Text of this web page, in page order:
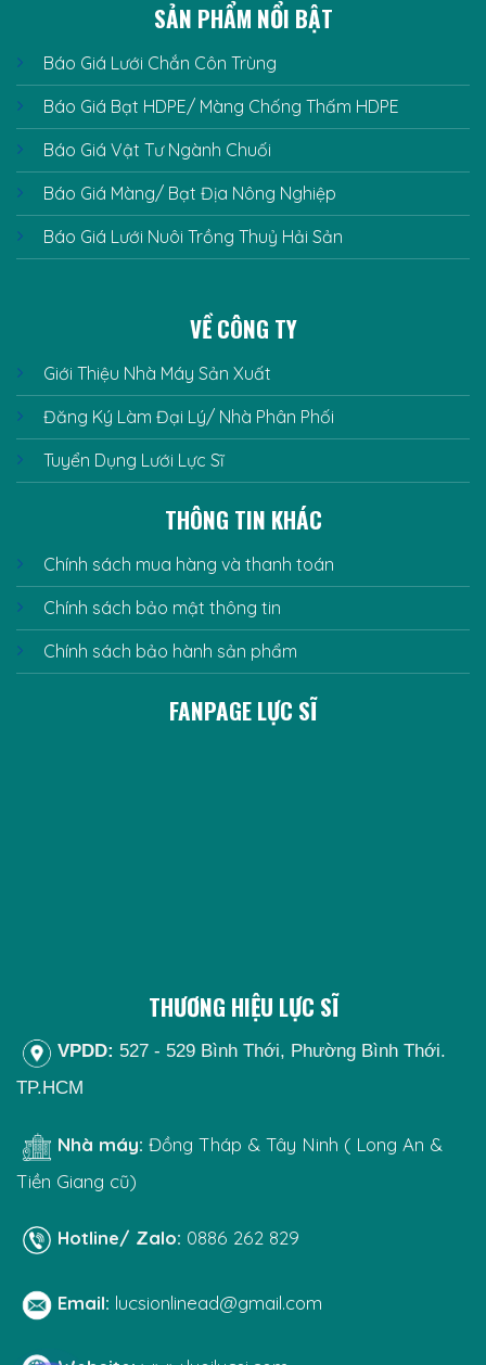
SẢN PHẨM NỔI BẬT
Báo Giá Lưới Chắn Côn Trùng
Báo Giá Bạt HDPE/ Màng Chống Thấm HDPE
Báo Giá Vật Tư Ngành Chuối
Báo Giá Màng/ Bạt Địa Nông Nghiệp
Báo Giá Lưới Nuôi Trồng Thuỷ Hải Sản
VỀ CÔNG TY
Giới Thiệu Nhà Máy Sản Xuất
Đăng Ký Làm Đại Lý/ Nhà Phân Phối
Tuyển Dụng Lưới Lực Sĩ
THÔNG TIN KHÁC
Chính sách mua hàng và thanh toán
Chính sách bảo mật thông tin
Chính sách bảo hành sản phẩm
FANPAGE LỰC SĨ
THƯƠNG HIỆU LỰC SĨ
VPDD: 527 - 529 Bình Thới, Phường Bình Thới.
TP.HCM
Nhà máy: Đồng Tháp & Tây Ninh ( Long An &
Tiền Giang cũ)
Hotline/ Zalo: 0886 262 829
Email: lucsionlinead@gmail.com